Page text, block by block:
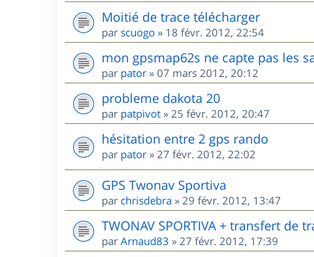
Moitié de trace télécharger
par scuogo » 18 févr. 2012, 22:54
mon gpsmap62s ne capte pas les
par pator » 07 mars 2012, 20:12
probleme dakota 20
par patpivot » 25 févr. 2012, 20:47
hésitation entre 2 gps rando
par pator » 27 févr. 2012, 22:02
GPS Twonav Sportiva
par chrisdebra » 29 févr. 2012, 13:47
TWONAV SPORTIVA + transfert de
par Arnaud83 » 27 févr. 2012, 17:39